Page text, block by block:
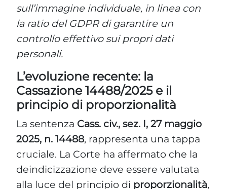
sull’immagine individuale, in linea con
la ratio del GDPR di garantire un
controllo effettivo sui propri dati
personali.
L’evoluzione recente: la
Cassazione 14488/2025 e il
principio di proporzionalità
La sentenza Cass. civ., sez. I, 27 maggio
2025, n. 14488, rappresenta una tappa
cruciale. La Corte ha affermato che la
deindicizzazione deve essere valutata
alla luce del principio di proporzionalità,